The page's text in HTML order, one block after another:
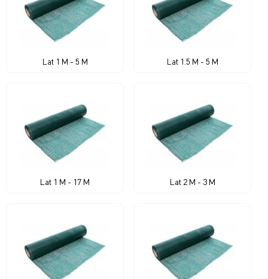
Lat 1 M - 5 M Lat 1.5 M - 5 M
Lat 1 M - 17 M Lat 2 M - 3 M